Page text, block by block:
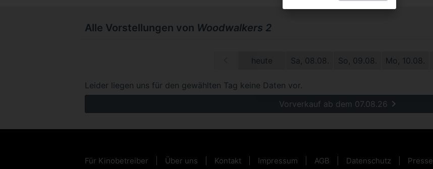
Alle Vorstellungen von Woodwalkers 2
heute Sa, 08.08. So, 09.08. Mo, 10.08.
Leider liegen uns für den gewählten Tag keine Daten vor.
Vorverkauf ab dem 07.08.26
Für Kinobetreiber Über uns Kontakt Impressum AGB Datenschutz Presse